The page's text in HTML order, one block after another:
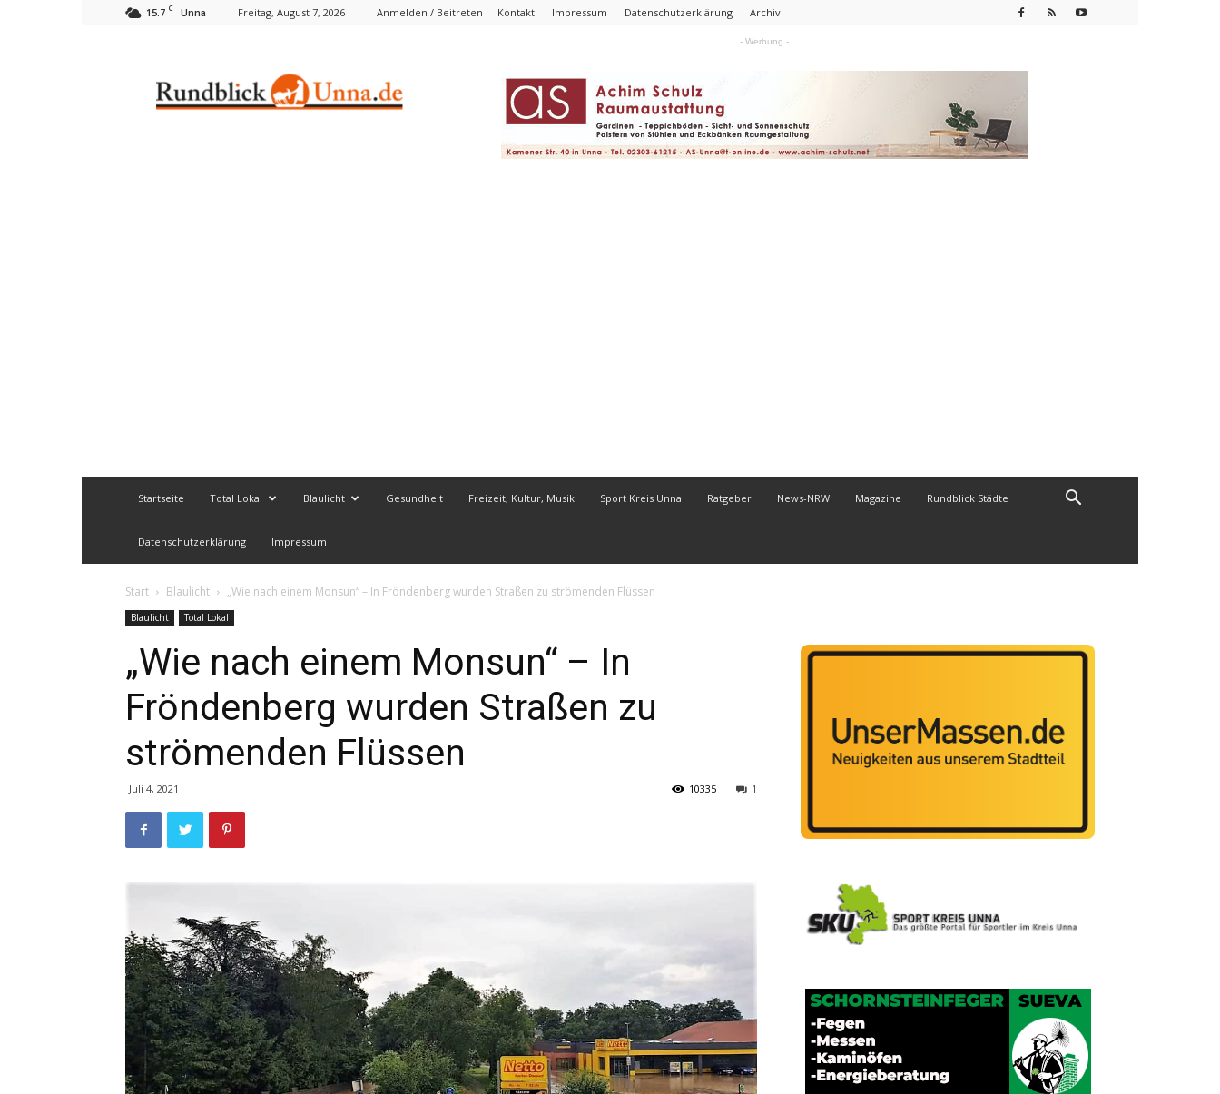
15.7 C Unna Freitag, August 7, 2026 Anmelden / Beitreten Kontakt Impressum Datenschutzerklärung Archiv
- Werbung -
Startseite Total Lokal Blaulicht Gesundheit Freizeit, Kultur, Musik Sport Kreis Unna Ratgeber News-NRW Magazine Rundblick Städte
Datenschutzerklärung Impressum
Start Blaulicht „Wie nach einem Monsun“ – In Fröndenberg wurden Straßen zu strömenden Flüssen
Blaulicht Total Lokal
„Wie nach einem Monsun“ – In
Fröndenberg wurden Straßen zu
strömenden Flüssen
Juli 4, 2021 1
10335